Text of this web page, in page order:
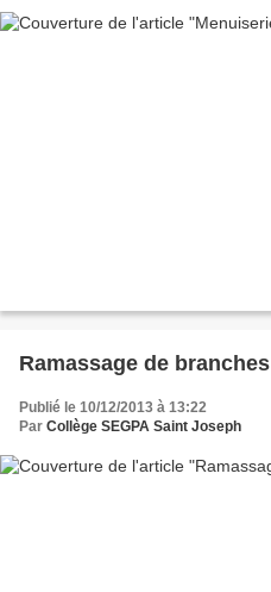
Ramassage de branches
Publié le 10/12/2013 à 13:22
Par Collège SEGPA Saint Joseph